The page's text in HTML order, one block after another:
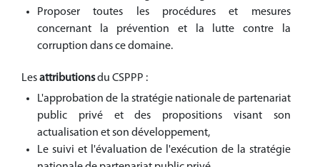
Proposer toutes les procédures et mesures
concernant la prévention et la lutte contre la
corruption dans ce domaine.
Lesattributionsdu CSPPP :
L'approbation de la stratégie nationale de partenariat
public privé et des propositions visant son
actualisation et son développement,
Le suivi et l'évaluation de l'exécution de la stratégie